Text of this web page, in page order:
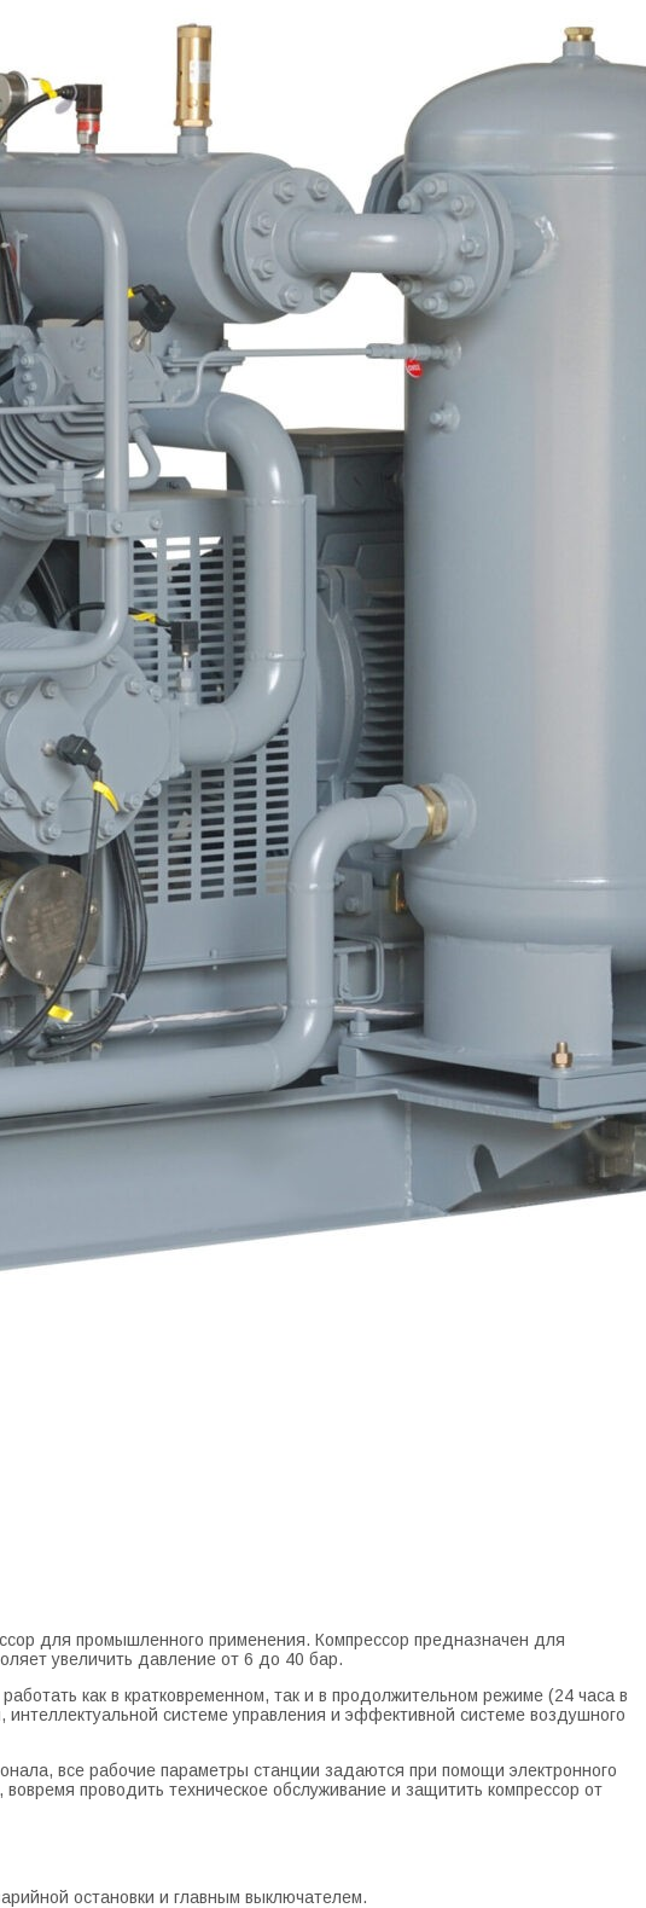
для промышленного применения. Компрессор предназначен для
увеличить давление от 6 до 40 бар.
как в кратковременном, так и в продолжительном режиме (24 часа в
системе управления и эффективной системе воздушного
все рабочие параметры станции задаются при помощи электронного
проводить техническое обслуживание и защитить компрессор от
остановки и главным выключателем.